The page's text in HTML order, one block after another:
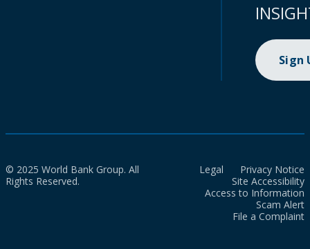
Sign
© 2025 World Bank Group. All
Rights Reserved.
Legal
Privacy Notice
Site Accessibility
Access to Information
Scam Alert
File a Complaint